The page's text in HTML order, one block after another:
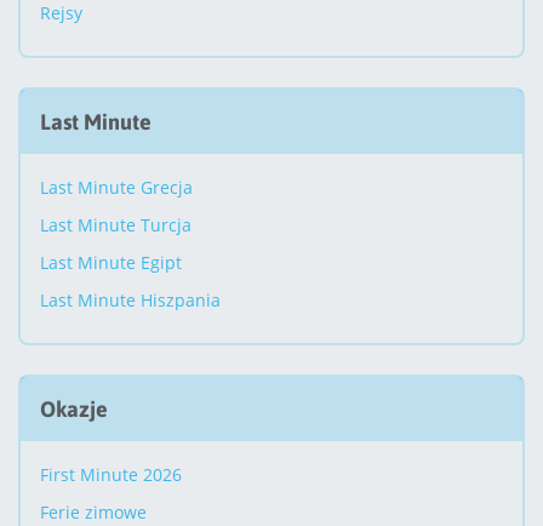
Rejsy
Last Minute
Last Minute Grecja
Last Minute Turcja
Last Minute Egipt
Last Minute Hiszpania
Okazje
First Minute 2026
Ferie zimowe